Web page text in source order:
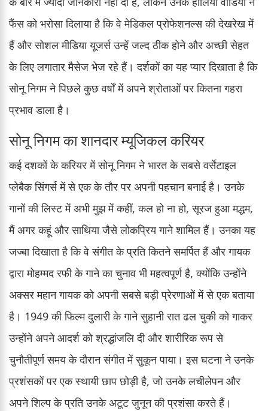
फैंस को भरोसा दिलाया है कि वे मेडिकल प्रोफेशनल्स की देखरेख में
हैं और सोशल मीडिया यूजर्स उन्हें जल्द ठीक होने और अच्छी सेहत
के लिए लगातार मैसेज भेज रहे हैं। दर्शकों का यह प्यार दिखाता है कि
सोनू निगम ने पिछले कुछ वर्षों में अपने श्रोताओं पर कितना गहरा
प्रभाव डाला है।
सोनू निगम का शानदार म्यूजिकल करियर
कई दशकों के करियर में सोनू निगम ने भारत के सबसे वर्सेटाइल
प्लेबैक सिंगर्स में से एक के तौर पर अपनी पहचान बनाई है। उनके
गानों की लिस्ट में अभी मुझ में कहीं, कल हो ना हो, सूरज हुआ मद्धम,
मैं अगर कहूं और साथिया जैसे लोकप्रिय गाने शामिल हैं। उनका यह
जज्बा दिखाता है कि वे संगीत के प्रति कितने समर्पित हैं और गायक
द्वारा मोहम्मद रफी के गाने का चुनाव भी महत्वपूर्ण है, क्योंकि उन्होंने
अक्सर महान गायक को अपनी सबसे बड़ी प्रेरणाओं में से एक बताया
है। 1949 की फिल्म दुलारी के गाने सुहानी रात ढल चुकी को गाकर
उन्होंने अपने आदर्श को श्रद्धांजलि दी और शारीरिक रूप से
चुनौतीपूर्ण समय के दौरान संगीत में सुकून पाया। इस घटना ने उनके
प्रशंसकों पर एक स्थायी छाप छोड़ी है, जो उनके लचीलेपन और
अपने शिल्प के प्रति उनके अटूट जुनून की प्रशंसा करते हैं।